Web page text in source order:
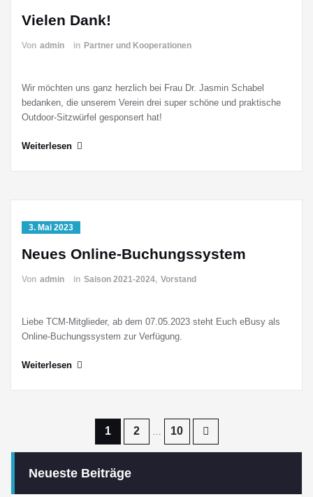
Vielen Dank!
Von admin in Partner und Kooperationen
Wir möchten uns ganz herzlich bei Frau Dr. Jasmin Schabel
bedanken, die unserem Verein drei super schöne und praktische
Outdoor-Sitzwürfel gesponsert hat!
Weiterlesen
3. Mai 2023
Neues Online-Buchungssystem
Von admin in Saison 2021-2024, Vorstand
Liebe TCM-Mitglieder, ab dem 07.05.2023 steht Euch eBusy als
Online-Buchungssystem zur Verfügung.
Weiterlesen
Seitennummerierung
Beiträge
1 2 … 10
Neueste Beiträge